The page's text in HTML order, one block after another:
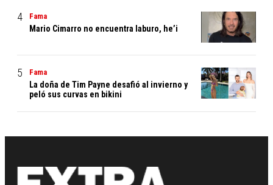
Fama
Mario Cimarro no encuentra laburo, he’i
Fama
La doña de Tim Payne desafió al invierno y
peló sus curvas en bikini